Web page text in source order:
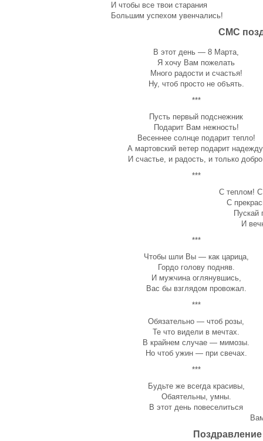
И чтобы все твои старания
Большим успехом увенчались!
СМС
В этот день — 8 Марта,
Я хочу Вам пожелать
Много радости и счастья!
Ну, чтоб просто не объять.
***
Пусть первый подснежник
Подарит Вам нежность!
Весеннее солнце подарит тепло!
А мартовский ветер подарит
И счастье, и радость, и только
***
С теплом!
С
Пускай
И
***
Чтобы шли Вы — как царица,
Гордо голову подняв.
И мужчина оглянувшись,
Вас бы взглядом провожал.
***
Обязательно — чтоб розы,
Те что видели в мечтах.
В крайнем случае — мимозы.
Но чтоб ужин — при свечах.
***
Будьте же всегда красивы,
Обаятельны, умны.
В этот день повеселиться